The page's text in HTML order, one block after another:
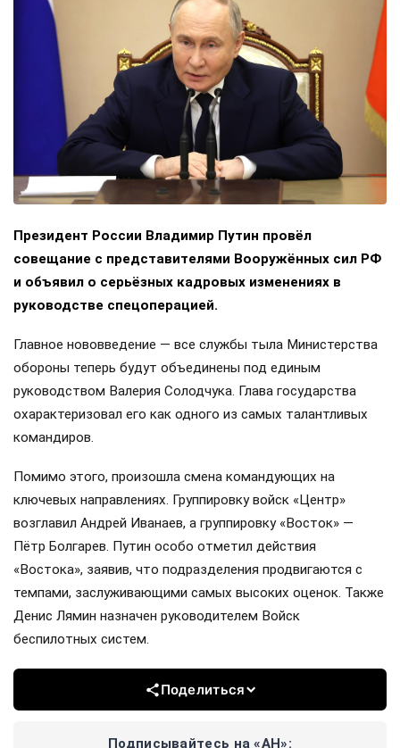
Президент России Владимир Путин провёл
совещание с представителями Вооружённых сил РФ
и объявил о серьёзных кадровых изменениях в
руководстве спецоперацией.
Главное нововведение — все службы тыла Министерства
обороны теперь будут объединены под единым
руководством Валерия Солодчука. Глава государства
охарактеризовал его как одного из самых талантливых
командиров.
Помимо этого, произошла смена командующих на
ключевых направлениях. Группировку войск «Центр»
возглавил Андрей Иванаев, а группировку «Восток» —
Пётр Болгарев. Путин особо отметил действия
«Востока», заявив, что подразделения продвигаются с
темпами, заслуживающими самых высоких оценок. Также
Денис Лямин назначен руководителем Войск
беспилотных систем.
Поделиться
Подписывайтесь на «АН»: